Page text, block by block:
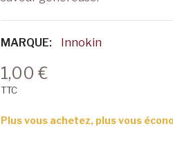
MARQUE: Innokin
1,00 €
TTC
Plus vous achetez, plus vous